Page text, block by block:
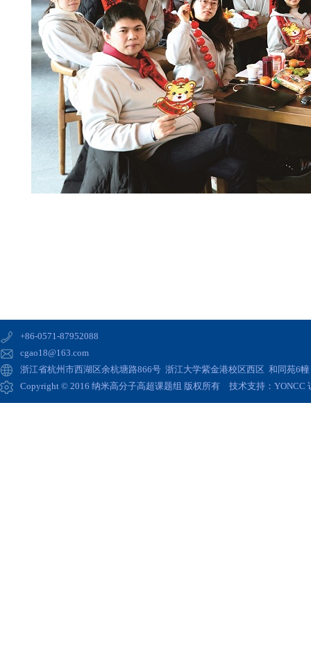
+86-0571-87952088
cgao18@163.com
浙江省杭州市西湖区余杭塘路866号 浙江大学紫金港校区西区 和同苑6
Copyright © 2016 纳米高分子高超课题组 版权所有 技术支持： YONCC